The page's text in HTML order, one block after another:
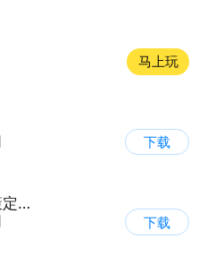
马上玩
下载
三国群英传：策定九州
下载